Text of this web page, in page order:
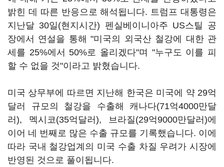
밝힌 데 따른 반응으로 해석됩니다. 트럼프 대통령은
지난달 30일(현지시간) 펜실베이니아주 US스틸 공
장에서 연설을 통해 "미국의 외국산 철강에 대한 관
세를 25%에서 50%로 올리겠다"며 "누구도 이를 피
할 수 없을 것"이라고 밝혔습니다.
미국 상무부에 따르면 지난해 한국은 미국에 약 29억
달러 규모의 철강을 수출해 캐나다(71억4000만달
러), 멕시코(35억달러), 브라질(29억9000만달러)에
이어 네 번째로 많은 수출 규모를 기록했습니다. 이에
따라 국내 철강업계의 미국 수출 차질 우려가 시장에
반영된 것으로 풀이됩니다.